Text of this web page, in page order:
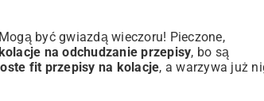
być gwiazdą wieczoru! Pieczone,
na odchudzanie przepisy, bo są
fit przepisy na kolacje, a warzywa już